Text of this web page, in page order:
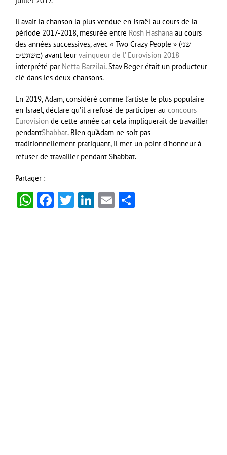
Il avait la chanson la plus vendue en Israël au cours de la
période 2017-2018, mesurée entre Rosh Hashana au cours
des années successives, avec « Two Crazy People » (שני
משוגעים) avant leur vainqueur de l’ Eurovision 2018
interprété par Netta Barzilai. Stav Beger était un producteur
clé dans les deux chansons.
En 2019, Adam, considéré comme l’artiste le plus populaire
en Israël, déclare qu’il a refusé de participer au concours
Eurovision de cette année car cela impliquerait de travailler
pendantShabbat. Bien qu’Adam ne soit pas
traditionnellement pratiquant, il met un point d’honneur à
refuser de travailler pendant Shabbat.
Partager :
WhatsApp
Facebook
Twitter
LinkedIn
Email